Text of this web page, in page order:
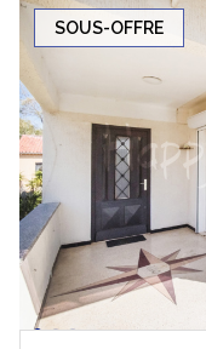
SOUS-OFFRE